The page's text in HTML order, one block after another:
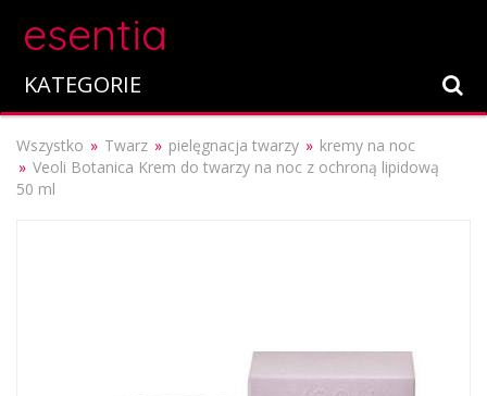
esentia
KATEGORIE
Wszystko Twarz pielęgnacja twarzy
kremy na noc
Veoli Botanica Krem do twarzy na noc z ochroną lipidową
50 ml